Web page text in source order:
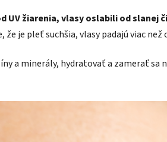
UV žiarenia, vlasy oslabili od slanej
je pleť suchšia, vlasy padajú viac než
a minerály, hydratovať a zamerať sa